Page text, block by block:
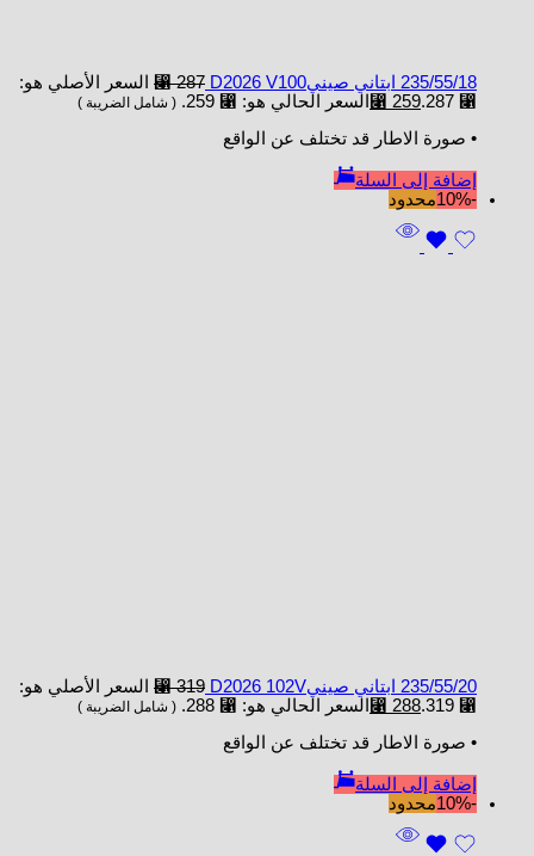
235/55/18 ابتاني صينيD2026 V100 ⃁287
السعر الأصلي هو:
⃁ 287.
⃁ 259 السعر الحالي هو: ⃁ 259. ( شامل الضريبة )
• صورة الاطار قد تختلف عن الواقع
إضافة إلى السلة
-10%
محدود
235/55/20 ابتاني صينيD2026 102V ⃁319
السعر الأصلي هو:
⃁ 319.
⃁ 288 السعر الحالي هو: ⃁ 288. ( شامل الضريبة )
• صورة الاطار قد تختلف عن الواقع
إضافة إلى السلة
-10%
محدود